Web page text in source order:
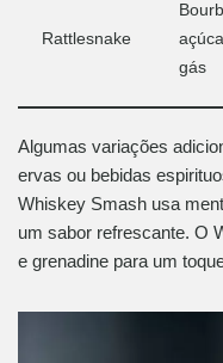
Rattlesnake
gás
Algumas variações
ervas ou bebidas
Whiskey Smash usa
um sabor refrescante. O
e grenadine para um